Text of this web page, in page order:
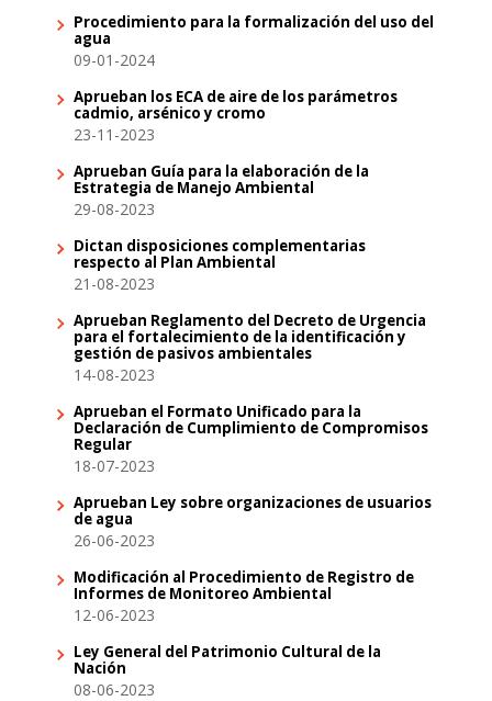
Procedimiento para la formalización del uso del
agua
09-01-2024
Aprueban los ECA de aire de los parámetros
cadmio, arsénico y cromo
23-11-2023
Aprueban Guía para la elaboración de la
Estrategia de Manejo Ambiental
29-08-2023
Dictan disposiciones complementarias
respecto al Plan Ambiental
21-08-2023
Aprueban Reglamento del Decreto de Urgencia
para el fortalecimiento de la identificación y
gestión de pasivos ambientales
14-08-2023
Aprueban el Formato Unificado para la
Declaración de Cumplimiento de Compromisos
Regular
18-07-2023
Aprueban Ley sobre organizaciones de usuarios
de agua
26-06-2023
Modificación al Procedimiento de Registro de
Informes de Monitoreo Ambiental
12-06-2023
Ley General del Patrimonio Cultural de la
Nación
08-06-2023